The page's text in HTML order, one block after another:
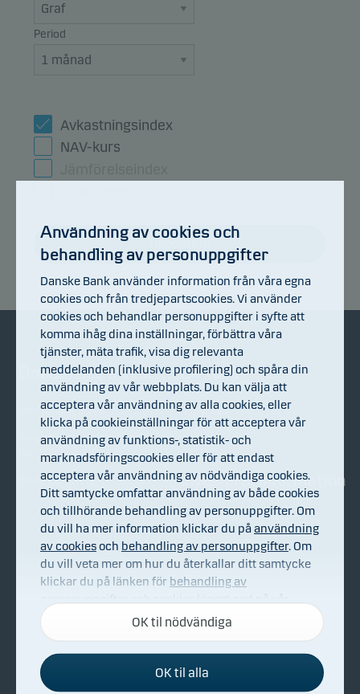
Period
Avkastningsindex
NAV-kurs
Om Danske Invest
Om Danske Invest
Bekämpning av ekonomisk
brottslighet
Whistleblowing
Bli kund
Köp & sälj
Investerarinformation
Nyhetsarkiv
Kontakta oss
E-mail/ring till oss
Användning av cookies och
behandling av personuppgifter
Danske Bank använder information från våra egna
cookies och från tredjepartscookies. Vi använder
cookies och behandlar personuppgifter i syfte att
komma ihåg dina inställningar, förbättra våra
tjänster, mäta trafik, visa dig relevanta
meddelanden (inklusive profilering) och spåra din
användning av vår webbplats. Du kan välja att
acceptera vår användning av alla cookies, eller
klicka på cookieinställningar för att acceptera vår
användning av funktions-, statistik- och
marknadsföringscookies eller för att endast
acceptera vår användning av nödvändiga cookies.
Ditt samtycke omfattar användning av både cookies
och tillhörande behandling av personuppgifter. Om
du vill ha mer information klickar du påanvändning
av cookiesoch behandling av personuppgifter. Om
du vill veta mer om hur du återkallar ditt samtycke
klickar du på länken för behandling av
webbplats.
Nödvändiga cookies
OK til nödvändiga
OK til alla